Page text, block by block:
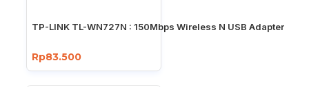
TP-LINK TL-WN727N : 150Mbps Wireless N USB Adapter
Rp83.500